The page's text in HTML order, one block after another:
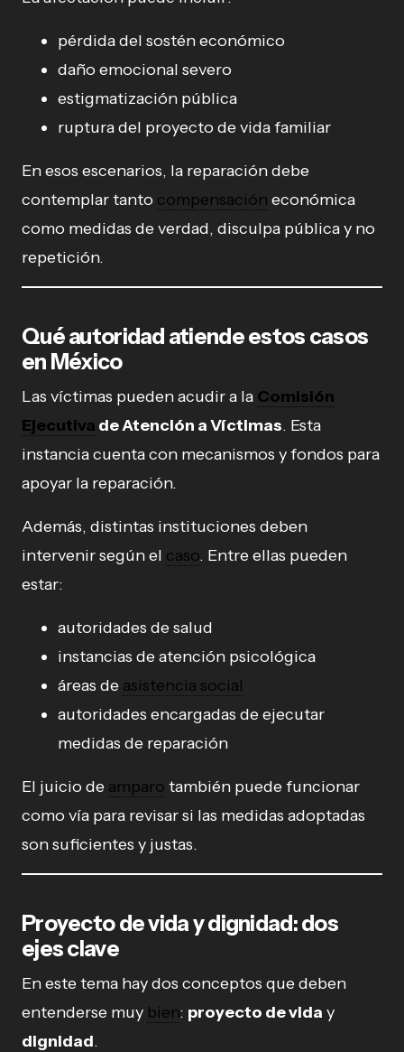
pérdida del sostén económico
daño emocional severo
estigmatización pública
ruptura del proyecto de vida familiar
En esos escenarios, la reparación debe
contemplar tanto compensación económica
como medidas de verdad, disculpa pública y no
repetición.
Qué autoridad atiende estos casos
en México
Las víctimas pueden acudir a la Comisión
Ejecutiva de Atención a Víctimas. Esta
instancia cuenta con mecanismos y fondos para
apoyar la reparación.
Además, distintas instituciones deben
intervenir según el caso. Entre ellas pueden
estar:
autoridades de salud
instancias de atención psicológica
áreas de asistencia social
autoridades encargadas de ejecutar
medidas de reparación
El juicio de amparo también puede funcionar
como vía para revisar si las medidas adoptadas
son suficientes y justas.
Proyecto de vida y dignidad: dos
ejes clave
En este tema hay dos conceptos que deben
entenderse muy bien: proyecto de vida y
dignidad.